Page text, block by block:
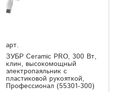
арт.
ЗУБР Ceramic PRO, 300 Вт,
клин, высокомощный
электропаяльник с
пластиковой рукояткой,
Профессионал (55301-300)